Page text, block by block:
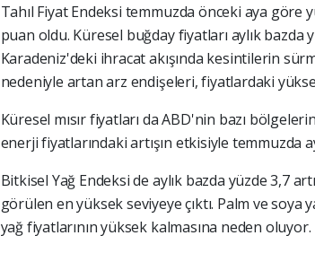
Tahıl Fiyat Endeksi temmuzda önceki aya göre
puan oldu. Küresel buğday fiyatları aylık bazda
Karadeniz'deki ihracat akışında kesintilerin
nedeniyle artan arz endişeleri, fiyatlardaki
Küresel mısır fiyatları da ABD'nin bazı
enerji fiyatlarındaki artışın etkisiyle temmuzda
Bitkisel Yağ Endeksi de aylık bazda yüzde 3,7
görülen en yüksek seviyeye çıktı. Palm ve soya
yağ fiyatlarının yüksek kalmasına neden oluyor.